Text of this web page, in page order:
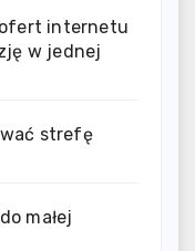
ofert internetu
w jednej
strefę
małej